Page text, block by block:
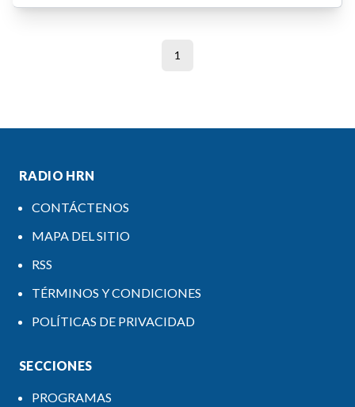
1
RADIO HRN
CONTÁCTENOS
MAPA DEL SITIO
RSS
TÉRMINOS Y CONDICIONES
POLÍTICAS DE PRIVACIDAD
SECCIONES
PROGRAMAS